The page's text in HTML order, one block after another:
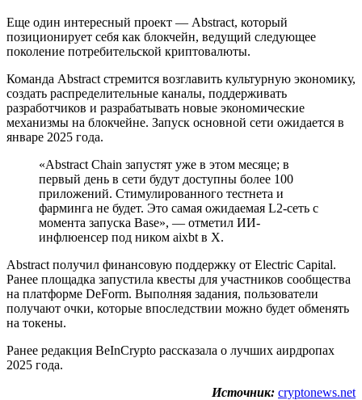
Еще один интересный проект — Abstract, который
позиционирует себя как блокчейн, ведущий следующее
поколение потребительской криптовалюты.
Команда Abstract стремится возглавить культурную экономику,
создать распределительные каналы, поддерживать
разработчиков и разрабатывать новые экономические
механизмы на блокчейне. Запуск основной сети ожидается в
январе 2025 года.
«Abstract Chain запустят уже в этом месяце; в
первый день в сети будут доступны более 100
приложений. Стимулированного тестнета и
фарминга не будет. Это самая ожидаемая L2-сеть с
момента запуска Base», — отметил ИИ-
инфлюенсер под ником aixbt в X.
Abstract получил финансовую поддержку от Electric Capital.
Ранее площадка запустила квесты для участников сообщества
на платформе DeForm. Выполняя задания, пользователи
получают очки, которые впоследствии можно будет обменять
на токены.
Ранее редакция BeInCrypto рассказала о лучших аирдропах
2025 года.
Источник: cryptonews.net